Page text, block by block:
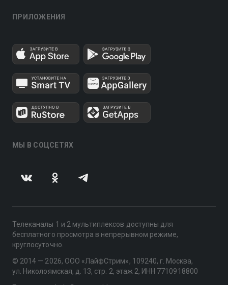
ПРИЛОЖЕНИЯ
МЫ В СОЦСЕТЯХ
Телеканалы 1 и 2 мультиплексов доступны для
бесплатного просмотра в непрерывном режиме,
круглосуточно.
© 2014 — 2026, ООО «ЛайфСтрим», 109240, г. Москва,
ул. Николоямская, д. 13, стр. 2, этаж 2, ИНН 7710918800